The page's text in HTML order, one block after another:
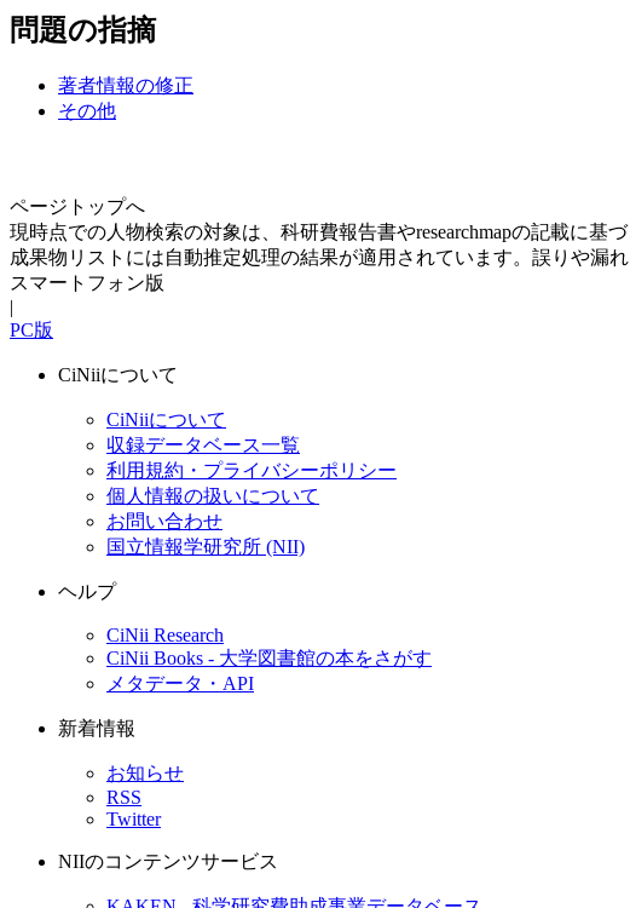
問題の指摘
著者情報の修正
その他
ページトップへ
現時点での人物検索の対象は、科研費報告書やresearchmapの記載に基
成果物リストには自動推定処理の結果が適用されています。誤りや漏
スマートフォン版
|
PC版
CiNiiについて
CiNiiについて
収録データベース一覧
利用規約・プライバシーポリシー
個人情報の扱いについて
お問い合わせ
国立情報学研究所 (NII)
ヘルプ
CiNii Research
CiNii Books - 大学図書館の本をさがす
メタデータ・API
新着情報
お知らせ
RSS
Twitter
NIIのコンテンツサービス